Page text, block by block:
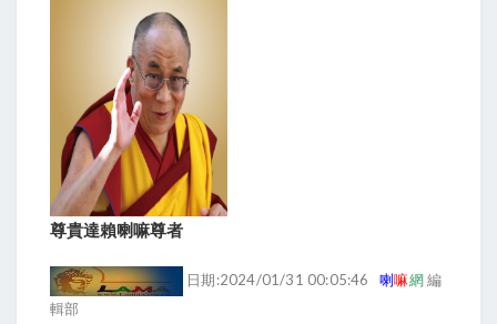
尊貴達賴喇嘛尊者
日期:2024/01/31 00:05:46喇嘛網編
輯部